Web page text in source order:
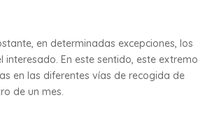
en determinadas excepciones, los
En este sentido, este extremo
en las diferentes vías de recogida de
de un mes.